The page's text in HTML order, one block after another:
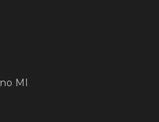
MI